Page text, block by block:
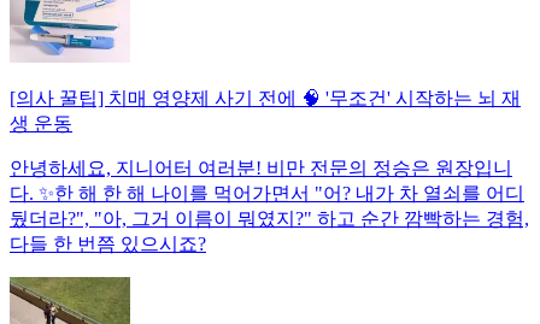
[의사 꿀팁] 치매 영양제 사기 전에 🧠 '무조건' 시작하는 뇌 재
생 운동
안녕하세요, 지니어터 여러분! 비만 전문의 정승은 원장입니
다. ✨한 해 한 해 나이를 먹어가면서 "어? 내가 차 열쇠를 어디
뒀더라?", "아, 그거 이름이 뭐였지?" 하고 순간 깜빡하는 경험,
다들 한 번쯤 있으시죠?